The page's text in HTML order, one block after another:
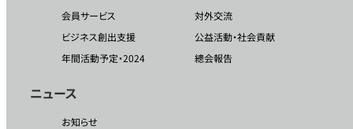
会員サービス
対外交流
ビジネス創出支援
公益活動・社会貢献
年間活動予定・2024
總会報告
ニュース
お知らせ